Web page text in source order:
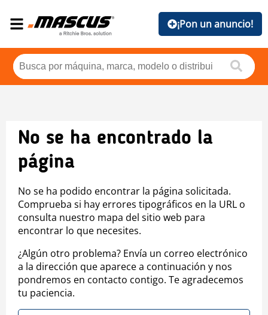
¡Pon un anuncio!
No se ha encontrado la
página
No se ha podido encontrar la página solicitada.
Comprueba si hay errores tipográficos en la URL o
consulta nuestro mapa del sitio web para
encontrar lo que necesites.
¿Algún otro problema? Envía un correo electrónico
a la dirección que aparece a continuación y nos
pondremos en contacto contigo. Te agradecemos
tu paciencia.